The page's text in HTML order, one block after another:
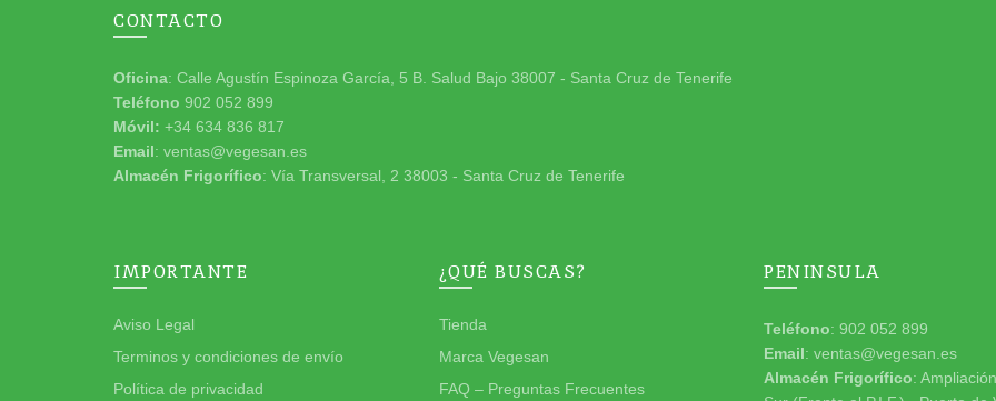
CONTACTO
Oficina: Calle Agustín Espinoza García, 5 B. Salud Bajo 38007 - Santa Cruz de Tenerife
Teléfono 902 052 899
Móvil: +34 634 836 817
Email: ventas@vegesan.es
Almacén Frigorífico: Vía Transversal, 2 38003 - Santa Cruz de Tenerife
IMPORTANTE
Aviso Legal
Terminos y condiciones de envío
Política de privacidad
¿QUÉ BUSCAS?
Tienda
Marca Vegesan
FAQ – Preguntas Frecuentes
PENINSULA
Teléfono: 902 052 899
Email: ventas@vegesan.es
Almacén Frigorífico: